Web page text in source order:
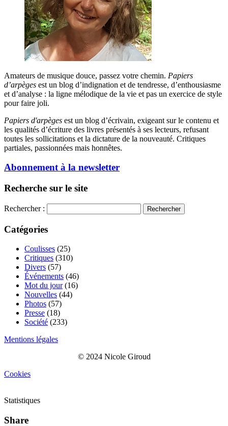
Amateurs de musique douce, passez votre chemin. Papiers
d’arpèges est un blog d’indignation et de tendresse, d’enthousiasme
et d’analyse : la ligne mélodique de la vie et pas un exercice de style
pour faire joli.
Papiers d'arpèges est un blog d’écrivain, exigeant sur le contenu et
les qualités d’écriture des livres présentés à ses lecteurs, refusant
toutes les sollicitations et la dictature de la nouveauté. Critiques
partiales, passionnées mais honnêtes.
Abonnement à la newsletter
Recherche sur le site
Rechercher :
Catégories
Coulisses (25)
Critiques (310)
Divers (57)
Événements (46)
Mot du jour(16)
Nouvelles (44)
Photos (57)
Presse (18)
Société (233)
Mentions légales
© 2024 Nicole Giroud
Cookies
Statistiques
Share